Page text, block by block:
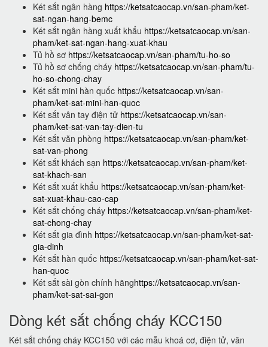
Két sắt ngân hàng https://ketsatcaocap.vn/san-pham/ket-
sat-ngan-hang-bemc
Két sắt ngân hàng xuất khẩu https://ketsatcaocap.vn/san-
pham/ket-sat-ngan-hang-xuat-khau
Tủ hồ sơ https://ketsatcaocap.vn/san-pham/tu-ho-so
Tủ hồ sơ chống cháy https://ketsatcaocap.vn/san-pham/tu-
ho-so-chong-chay
Két sắt mini hàn quốc https://ketsatcaocap.vn/san-
pham/ket-sat-mini-han-quoc
Két sắt vân tay điện tử https://ketsatcaocap.vn/san-
pham/ket-sat-van-tay-dien-tu
Két sắt văn phòng https://ketsatcaocap.vn/san-pham/ket-
sat-van-phong
Két sắt khách sạn https://ketsatcaocap.vn/san-pham/ket-
sat-khach-san
Két sắt xuất khẩu https://ketsatcaocap.vn/san-pham/ket-
sat-xuat-khau-cao-cap
Két sắt chống cháy https://ketsatcaocap.vn/san-pham/ket-
sat-chong-chay
Két sắt gia đình https://ketsatcaocap.vn/san-pham/ket-sat-
gia-dinh
Két sắt hàn quốc https://ketsatcaocap.vn/san-pham/ket-sat-
han-quoc
Két sắt sài gòn chính hãnghttps://ketsatcaocap.vn/san-
pham/ket-sat-sai-gon
Dòng két sắt chống cháy KCC150
Két sắt chống cháy KCC150 với các mẫu khoá cơ, điện tử, vân